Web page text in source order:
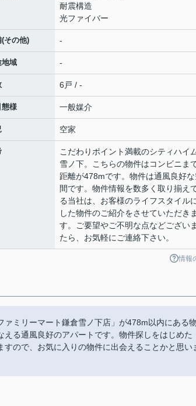
耐震構造
光ファイバー
(その他) -
地域 -
6戸 / -
態様 一般媒介
空家
こだわりポイント満載のシティハイ
雪ノ下。こちらの物件はコンビニま
距離が478mです。物件は通風良好
間です。物件情報を数多く取り揃え
る当社は、お客様のライフスタイル
した物件のご紹介をさせていただきま
す。ご要望やご不明な点などござい
たら、お気軽にご連絡下さい。
情報
ミリーマート鎌倉雪ノ下店」が478m以内にある物
る通風良好のアパートです。物件探しをはじめた
ので、お気に入りの物件に出会えることかと思い